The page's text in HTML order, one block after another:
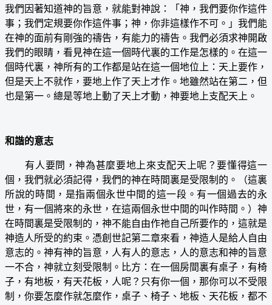
我們因著知道神的旨意，就能對神說：「神，我們要你作這件
事；我們定規要你作這件事；神，你非這樣作不可。」我們能
在神的面前有剛強的禱告，有能力的禱告。我們必須求神開啟
我們的眼睛，看見神在這一個時代裏的工作是怎樣的。在這一
個時代裏，神所有的工作都是站在這一個地位上：天上要作，
但是天上不就作，要地上作了天上才作。地雖然站在第二，但
也是第一。總是等地上動了天上才動，神要地上支配天上。
和諧的意志
有人要問，神為甚麼要地上來支配天上呢？要懂得這一
個，我們就必須記得，我們的神在時間裏是受限制的。（這裏
所說的時間，是指兩個永世中間的這一段。有一個過去的永
世，有一個將來的永世，在這兩個永世中間的叫作時間。）神
在時間裏是受限制的，神不能自由作祂自己所要作的，這就是
神造人所受的約束。憑創世記第二章來看，神造人是給人自由
意志的。神有神的旨意，人有人的意志，人的意志和神的旨意
一不合，神就立刻受限制。比方：在一個房間裏有桌子，有椅
子，有地板，有天花板，人呢？只有你一個，那你可以不受限
制，你要怎麼作就怎麼作，桌子、椅子、地板、天花板，都不